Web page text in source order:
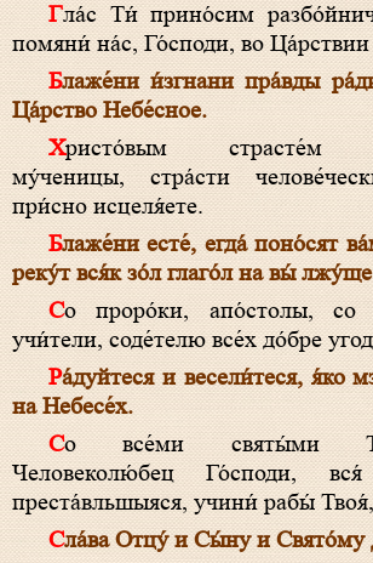
Гла́с Ти́ прино́сим разбо́йничь, и мо́лимся:
помяни́ на́с, Го́споди, во
Блаже́ни и́згнани пра́вды ра́ди, я́ко те́х е́сть
Ца́рство Небе́сное.
Христо́вым страсте́м уподо́бльшеся
му́ченицы, стра́сти
при́сно исцеля́ете.
Блаже́ни есте́, егда́ поно́сят ва́м, и изжену́т, и
реку́т вся́к зо́л глаго́л на вы́
Со проро́ки, апо́столы, со преподо́бными
учи́тели, соде́телю все́х до́бре
Ра́дуйтеся и весели́теся, я́ко мзда́ ва́ша мно́га
на Небесе́х.
Со все́ми святы́ми Твои́ми, я́ко
Человеколю́бец Го́споди,
преста́вльшыяся, учини́ рабы́
Сла́ва Отцу́ и Сы́ну и Свято́му